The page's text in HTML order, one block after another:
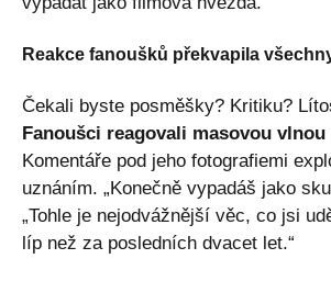
Reakce fanoušků překvapila
Čekali byste posměšky? Kritiku?
Fanoušci reagovali masovou vlnou
Komentáře pod jeho fotografiemi
uznáním. „Konečně vypadáš jako
„Tohle je nejodvážnější věc, co jsi
líp než za posledních dvacet let.“